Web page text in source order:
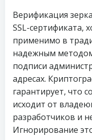
Верификация
SSL-сертификата,
применимо в
надежным методом
подписи
адресах.
гарантирует, что
исходит от
разработчиков и
Игнорирование